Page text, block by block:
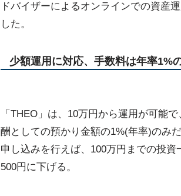
ドバイザーによるオンラインでの資産
した。
少額運用に対応、手数料は年率1%
「THEO」は、10万円から運用が可能
酬としての預かり金額の1%(年率)のみ
申し込みを行えば、100万円までの投資
500円に下げる。